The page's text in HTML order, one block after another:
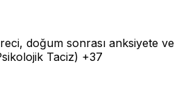
doğum sonrası anksiyete ve
Taciz) +37